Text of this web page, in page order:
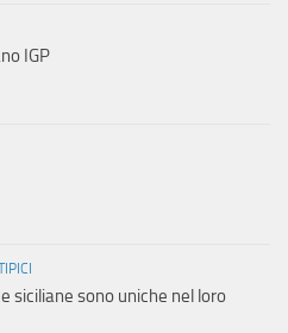
IGP
siciliane sono uniche nel loro